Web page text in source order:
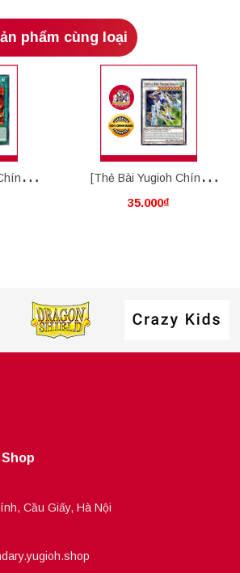
phẩm cùng loại
[Thẻ Bài Yugioh Chính
Hãng] "Crystal" Wing
35.000₫
Cầu Giấy, Hà Nội